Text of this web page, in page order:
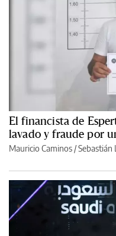
El financista de
lavado y fraude por
Mauricio Caminos /Sebastián